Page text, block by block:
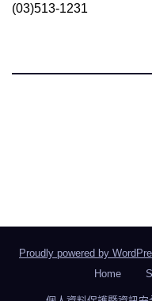
(03)513-1231
Proudly powered by
Home